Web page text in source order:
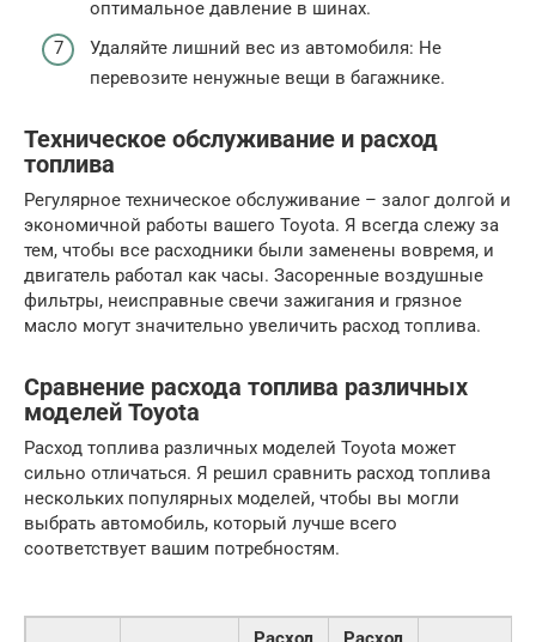
оптимальное давление в шинах.
Удаляйте лишний вес из автомобиля: Не
перевозите ненужные вещи в багажнике.
Техническое обслуживание и расход
топлива
Регулярное техническое обслуживание – залог долгой и
экономичной работы вашего Toyota. Я всегда слежу за
тем, чтобы все расходники были заменены вовремя, и
двигатель работал как часы. Засоренные воздушные
фильтры, неисправные свечи зажигания и грязное
масло могут значительно увеличить расход топлива.
Сравнение расхода топлива различных
моделей Toyota
Расход топлива различных моделей Toyota может
сильно отличаться. Я решил сравнить расход топлива
нескольких популярных моделей, чтобы вы могли
выбрать автомобиль, который лучше всего
соответствует вашим потребностям.